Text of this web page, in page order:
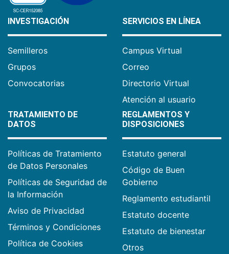
INVESTIGACIÓN
Semilleros
Grupos
Convocatorias
SERVICIOS EN LÍNEA
Campus Virtual
Correo
Directorio Virtual
Atención al usuario
TRATAMIENTO DE
DATOS
Políticas de Tratamiento
de Datos Personales
Políticas de Seguridad de
la Información
Aviso de Privacidad
Términos y Condiciones
Política de Cookies
REGLAMENTOS Y
DISPOSICIONES
Estatuto general
Código de Buen
Gobierno
Reglamento estudiantil
Estatuto docente
Estatuto de bienestar
Otros